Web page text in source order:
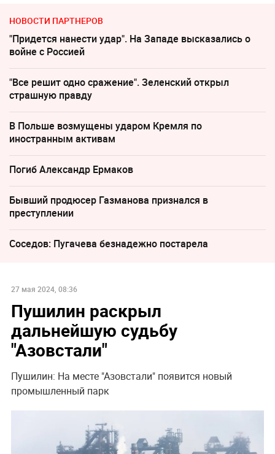
НОВОСТИ ПАРТНЕРОВ
"Придется нанести удар". На Западе высказались о
войне с Россией
"Все решит одно сражение". Зеленский открыл
страшную правду
В Польше возмущены ударом Кремля по
иностранным активам
Погиб Александр Ермаков
Бывший продюсер Газманова признался в
преступлении
Соседов: Пугачева безнадежно постарела
27 мая 2024, 08:36
Пушилин раскрыл
дальнейшую судьбу
"Азовстали"
Пушилин: На месте "Азовстали" появится новый
промышленный парк